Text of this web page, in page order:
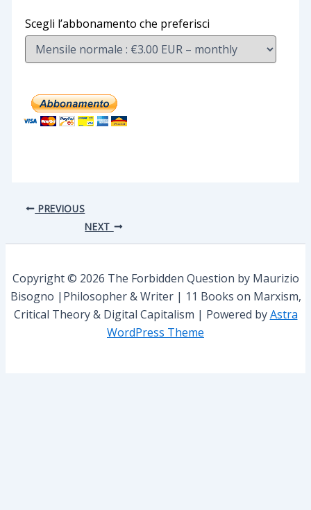
Scegli l’abbonamento che preferisci
PREVIOUS
NEXT
Copyright © 2026 The Forbidden Question by Maurizio
Bisogno |Philosopher & Writer | 11 Books on Marxism,
Critical Theory & Digital Capitalism | Powered byAstra
WordPress Theme